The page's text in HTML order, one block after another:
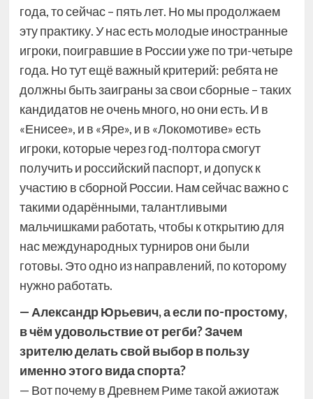
года, то сейчас – пять лет. Но мы продолжаем
эту практику. У нас есть молодые иностранные
игроки, поигравшие в России уже по три-четыре
года. Но тут ещё важный критерий: ребята не
должны быть заиграны за свои сборные – таких
кандидатов не очень много, но они есть. И в
«Енисее», и в «Яре», и в «Локомотиве» есть
игроки, которые через год-полтора смогут
получить и российский паспорт, и допуск к
участию в сборной России. Нам сейчас важно с
такими одарёнными, талантливыми
мальчишками работать, чтобы к открытию для
нас международных турниров они были
готовы. Это одно из направлений, по которому
нужно работать.
— Александр Юрьевич, а если по-простому,
в чём удовольствие от регби? Зачем
зрителю делать свой выбор в пользу
именно этого вида спорта?
— Вот почему в Древнем Риме такой ажиотаж